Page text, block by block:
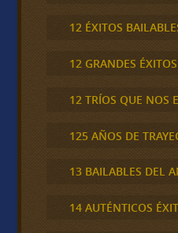
12 ÉXITOS
12 GRANDES ÉXITOS
12 TRÍOS QUE NOS
125 AÑOS DE
13 BAILABLES DEL
14 AUTÉNTICOS